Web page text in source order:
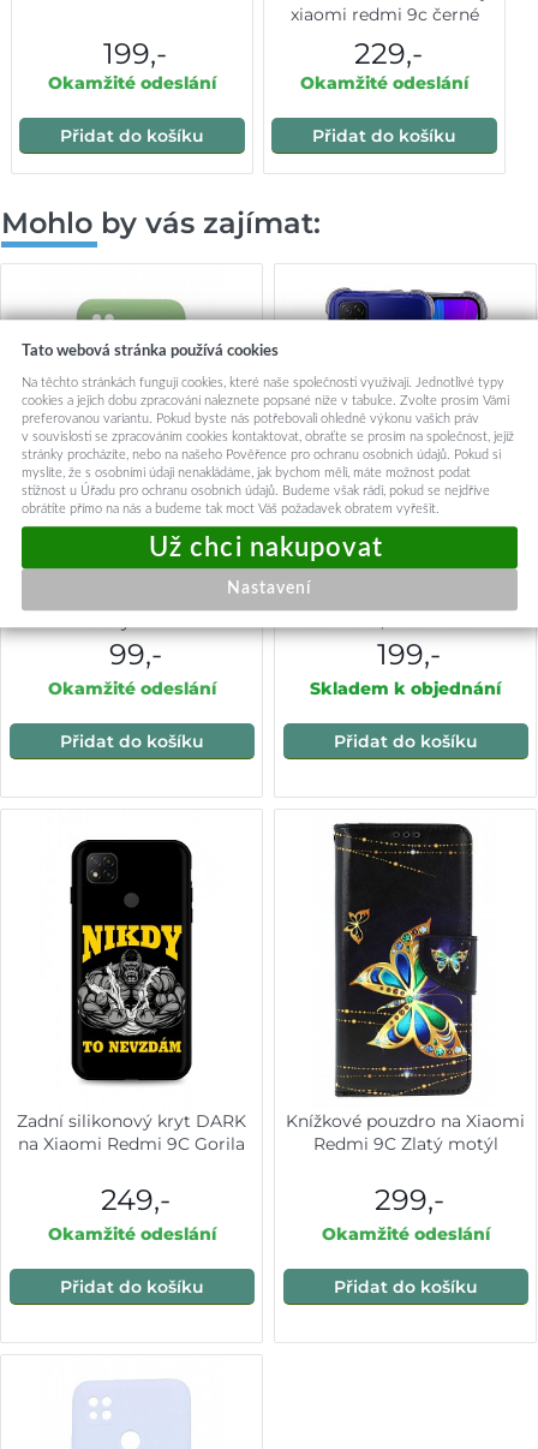
199,-
Okamžité odeslání
Přidat do košíku
xiaomi redmi 9c černé
229,-
Okamžité odeslání
Přidat do košíku
Mohlo by vás zajímat:
Zadní kryt Essential na
Xiaomi Redmi 9C bledě
99,-
Okamžité odeslání
Přidat do košíku
Techsuit Shockproof
průhledný silikon Xiaomi
kouřově černý
199,-
Skladem k objednání
Přidat do košíku
Zadní silikonový kryt DARK
na Xiaomi Redmi 9C Gorila
249,-
Okamžité odeslání
Přidat do košíku
Knížkové pouzdro na Xiaomi
Redmi 9C Zlatý motýl
299,-
Okamžité odeslání
Přidat do košíku
Tato webová stránka používá cookies
Na těchto stránkách fungují cookies, které naše společnosti využívají. Jednotlivé typy
cookies a jejich dobu zpracování naleznete popsané níže v tabulce. Zvolte prosím Vámi
preferovanou variantu. Pokud byste nás potřebovali ohledně výkonu vašich práv
v souvislosti se zpracováním cookies kontaktovat, obraťte se prosím na společnost, jejíž
stránky procházíte, nebo na našeho Pověřence pro ochranu osobních údajů. Pokud si
myslíte, že s osobními údaji nenakládáme, jak bychom měli, máte možnost podat
stížnost u Úřadu pro ochranu osobních údajů. Budeme však rádi, pokud se nejdříve
obrátíte přímo na nás a budeme tak moct Váš požadavek obratem vyřešit.
Nastavení